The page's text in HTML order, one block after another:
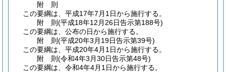
附 則
この要綱は、平成17年7月1日から施行する。
附 則(平成18年12月26日告示第188号)
この要綱は、公布の日から施行する。
附 則(平成20年3月19日告示第39号)
この要綱は、平成20年4月1日から施行する。
附 則(令和4年3月30日告示第48号)
この要綱は、令和4年4月1日から施行する。